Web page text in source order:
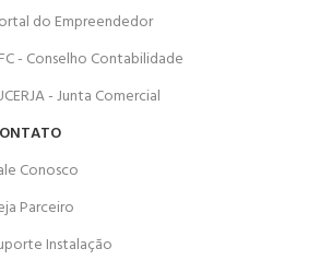
do Empreendedor
- Conselho Contabilidade
- Junta Comercial
Conosco
Parceiro
Instalação